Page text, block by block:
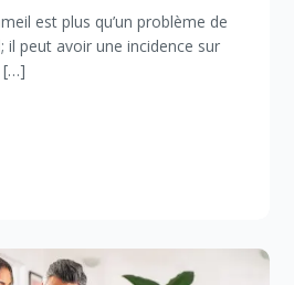
est plus qu’un problème de
il peut avoir une incidence sur
[…]